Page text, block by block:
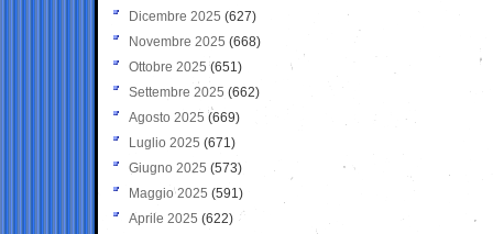
Dicembre 2025 (627)
Novembre 2025 (668)
Ottobre 2025 (651)
Settembre 2025 (662)
Agosto 2025 (669)
Luglio 2025 (671)
Giugno 2025 (573)
Maggio 2025 (591)
Aprile 2025 (622)